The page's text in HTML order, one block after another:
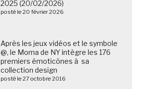
2025 (20/02/2026)
posté le 20 février 2026
Après les jeux vidéos et le symbole
@, le Moma de NY intègre les 176
premiers émoticônes à sa
collection design
posté le 27 octobre 2016